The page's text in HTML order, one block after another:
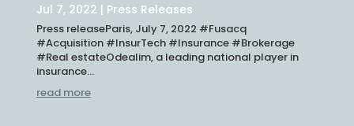
Jul 7, 2022 | Press Releases
Press releaseParis, July 7, 2022 #Fusacq
#Acquisition #InsurTech #Insurance #Brokerage
#Real estateOdealim, a leading national player in
insurance...
read more